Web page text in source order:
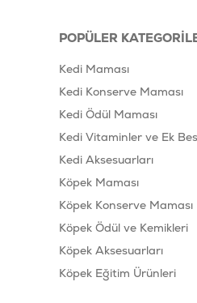
POPÜLER
Kedi Maması
Kedi Konserve Maması
Kedi Ödül Maması
Kedi Vitaminler ve Ek
Kedi Aksesuarları
Köpek Maması
Köpek Konserve Maması
Köpek Ödül ve Kemikleri
Köpek Aksesuarları
Köpek Eğitim Ürünleri